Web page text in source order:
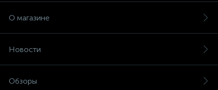
О магазине
Новости
Обзоры